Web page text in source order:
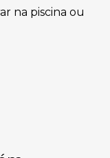
na piscina ou